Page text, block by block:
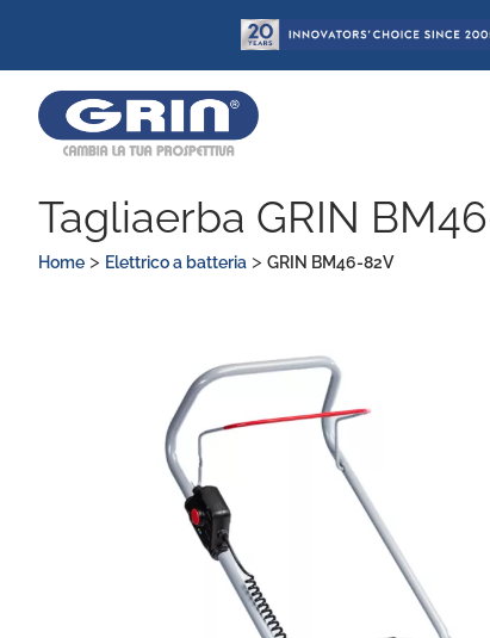
Tagliaerba GRIN
Home > Elettrico a batteria > GRIN BM46-82V